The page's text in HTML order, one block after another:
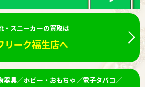
・スニーカーの買取は
リーク福生店へ
器具／ホビー・おもちゃ／電子タバコ／